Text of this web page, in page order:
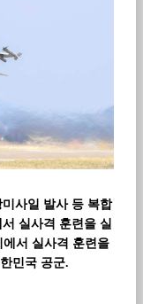
사일 발사 등 복합
실사격 훈련을 실
서 실사격 훈련을
민국 공군.